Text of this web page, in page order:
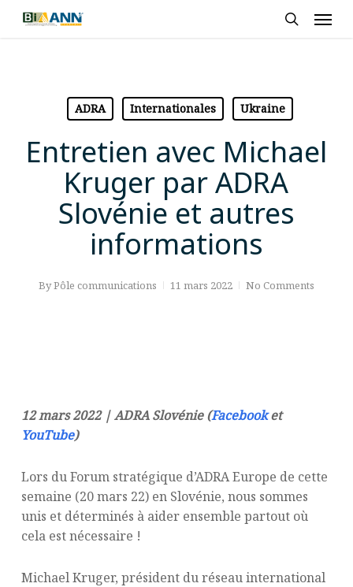
Skip
ADRA Internationales Ukraine
Entretien avec Michael
Kruger par ADRA
Slovénie et autres
informations
ByPôle communications 11 mars 2022 No Comments
12 mars 2022 | ADRA Slovénie (Facebooket
YouTube)
Lors du Forum stratégique d’ADRA Europe de cette
semaine (20 mars 22) en Slovénie, nous sommes
unis et déterminés à aider ensemble partout où
cela est nécessaire !
Michael Kruger, président du réseau international